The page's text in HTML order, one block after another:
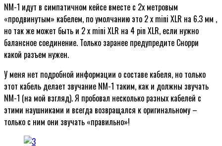
NM-1 идут в симпатичном кейсе вместе с 2х метровым
«продвинутым» кабелем, по умолчанию это 2 x mini XLR на 6.3 мм ,
но так же может быть и 2 x mini XLR на 4 pin XLR, если нужно
балансное соединение. Только заранее предупредите Снорри
какой разъем нужен.
У меня нет подробной информации о составе кабеля, но только
этот кабель делает звучание NM-1 таким, как и должны звучать
NM-1 (на мой взгляд). Я пробовал несколько разных кабелей с
этими наушниками и всегда возвращался к оригинальному –
только с ним они звучать «правильно»!